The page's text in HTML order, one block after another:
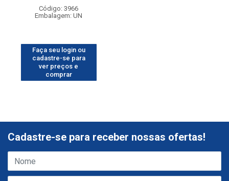
Código: 3966
Embalagem: UN
Faça seu login ou
cadastre-se para
ver preços e
comprar
Cadastre-se para receber nossas ofertas!